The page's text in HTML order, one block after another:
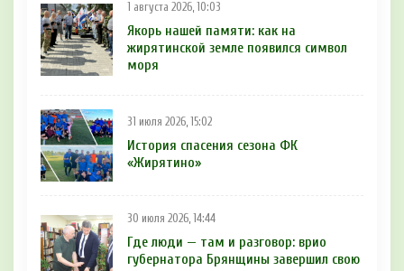
1 августа 2026, 10:03
Якорь нашей памяти: как на
жирятинской земле появился символ
моря
31 июля 2026, 15:02
История спасения сезона ФК
«Жирятино»
30 июля 2026, 14:44
Где люди — там и разговор: врио
губернатора Брянщины завершил свою